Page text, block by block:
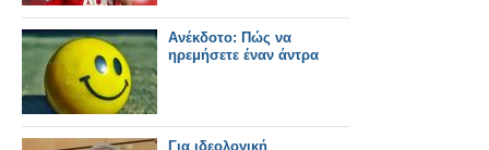
Ανέκδοτο: Πώς να
ηρεμήσετε έναν άντρα
Για ιδεολογική